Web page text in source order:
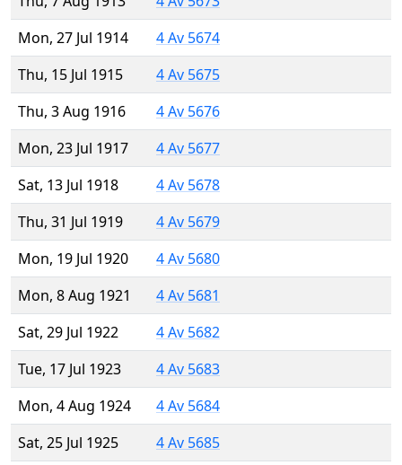
Mon, 27 Jul 1914
4 Av 5674
Thu, 15 Jul 1915
4 Av 5675
Thu, 3 Aug 1916
4 Av 5676
Mon, 23 Jul 1917
4 Av 5677
Sat, 13 Jul 1918
4 Av 5678
Thu, 31 Jul 1919
4 Av 5679
Mon, 19 Jul 1920
4 Av 5680
Mon, 8 Aug 1921
4 Av 5681
Sat, 29 Jul 1922
4 Av 5682
Tue, 17 Jul 1923
4 Av 5683
Mon, 4 Aug 1924
4 Av 5684
Sat, 25 Jul 1925
4 Av 5685